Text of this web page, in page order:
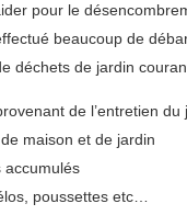
pour le
beaucoup de
déchets de jardin
de l’entretien du
maison et de jardin
accumulés
poussettes etc…